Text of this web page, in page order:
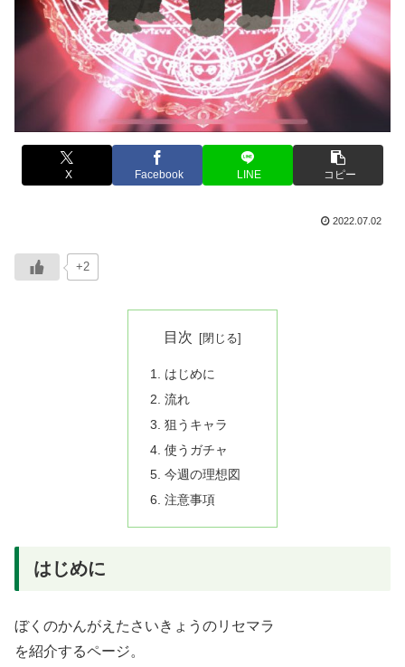
X Facebook LINE コピー
2022.07.02
+2
目次
はじめに
流れ
狙うキャラ
使うガチャ
今週の理想図
注意事項
はじめに
ぼくのかんがえたさいきょうのリセマラ
を紹介するページ。